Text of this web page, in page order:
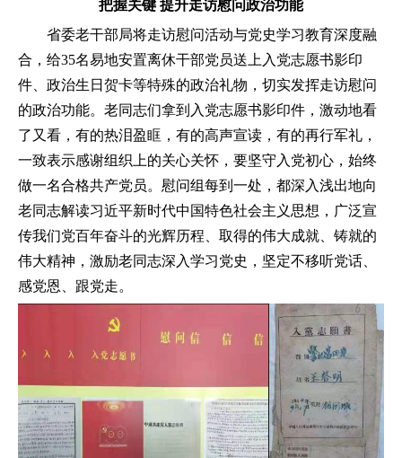
把握关键 提升走访慰问政治功能
省委老干部局将走访慰问活动与党史学习教育深度融
合，给35名易地安置离休干部党员送上入党志愿书影印
件、政治生日贺卡等特殊的政治礼物，切实发挥走访慰问
的政治功能。老同志们拿到入党志愿书影印件，激动地看
了又看，有的热泪盈眶，有的高声宣读，有的再行军礼，
一致表示感谢组织上的关心关怀，要坚守入党初心，始终
做一名合格共产党员。慰问组每到一处，都深入浅出地向
老同志解读习近平新时代中国特色社会主义思想，广泛宣
传我们党百年奋斗的光辉历程、取得的伟大成就、铸就的
伟大精神，激励老同志深入学习党史，坚定不移听党话、
感党恩、跟党走。